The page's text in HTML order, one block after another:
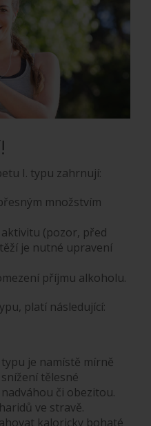
I. typu zahrnují:
množstvím
(pozor, před
je nutné upravení
příjmu alkoholu.
platí následující:
je namístě mírně
tělesné
či obezitou.
ve stravě.
kaloricky bohaté